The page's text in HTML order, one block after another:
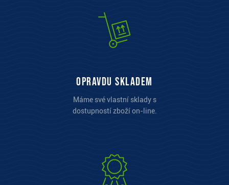
opravdu skladem
Máme své vlastní sklady s
dostupností zboží on-line.